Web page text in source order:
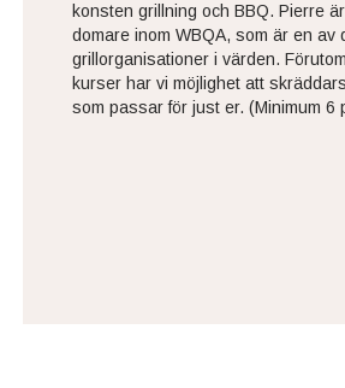
konsten grillning och BBQ. Pierre
domare inom WBQA, som är en av
grillorganisationer i värden.
kurser har vi möjlighet att
som passar för just er. (Minimum 6